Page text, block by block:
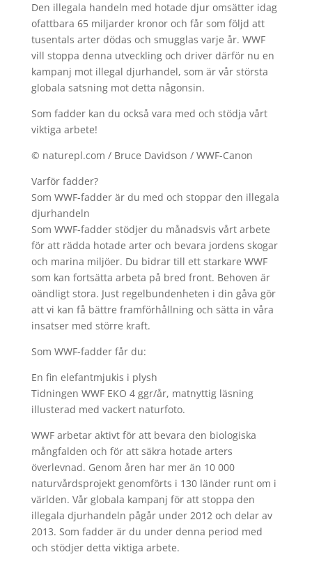
Den illegala handeln med hotade djur omsätter idag
ofattbara 65 miljarder kronor och får som följd att
tusentals arter dödas och smugglas varje år. WWF
vill stoppa denna utveckling och driver därför nu en
kampanj mot illegal djurhandel, som är vår största
globala satsning mot detta någonsin.
Som fadder kan du också vara med och stödja vårt
viktiga arbete!
© naturepl.com / Bruce Davidson / WWF-Canon
Varför fadder?
Som WWF-fadder är du med och stoppar den illegala
djurhandeln
Som WWF-fadder stödjer du månadsvis vårt arbete
för att rädda hotade arter och bevara jordens skogar
och marina miljöer. Du bidrar till ett starkare WWF
som kan fortsätta arbeta på bred front. Behoven är
oändligt stora. Just regelbundenheten i din gåva gör
att vi kan få bättre framförhållning och sätta in våra
insatser med större kraft.
Som WWF-fadder får du:
En fin elefantmjukis i plysh
Tidningen WWF EKO 4 ggr/år, matnyttig läsning
illusterad med vackert naturfoto.
WWF arbetar aktivt för att bevara den biologiska
mångfalden och för att säkra hotade arters
överlevnad. Genom åren har mer än 10 000
naturvårdsprojekt genomförts i 130 länder runt om i
världen. Vår globala kampanj för att stoppa den
illegala djurhandeln pågår under 2012 och delar av
2013. Som fadder är du under denna period med
och stödjer detta viktiga arbete.